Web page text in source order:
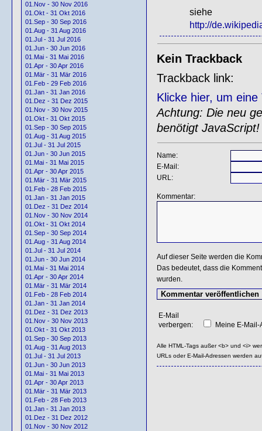
01.Nov - 30 Nov 2016
01.Okt - 31 Okt 2016
01.Sep - 30 Sep 2016
01.Aug - 31 Aug 2016
01.Jul - 31 Jul 2016
01.Jun - 30 Jun 2016
01.Mai - 31 Mai 2016
01.Apr - 30 Apr 2016
01.Mär - 31 Mär 2016
01.Feb - 29 Feb 2016
01.Jan - 31 Jan 2016
01.Dez - 31 Dez 2015
01.Nov - 30 Nov 2015
01.Okt - 31 Okt 2015
01.Sep - 30 Sep 2015
01.Aug - 31 Aug 2015
01.Jul - 31 Jul 2015
01.Jun - 30 Jun 2015
01.Mai - 31 Mai 2015
01.Apr - 30 Apr 2015
01.Mär - 31 Mär 2015
01.Feb - 28 Feb 2015
01.Jan - 31 Jan 2015
01.Dez - 31 Dez 2014
01.Nov - 30 Nov 2014
01.Okt - 31 Okt 2014
01.Sep - 30 Sep 2014
01.Aug - 31 Aug 2014
01.Jul - 31 Jul 2014
01.Jun - 30 Jun 2014
01.Mai - 31 Mai 2014
01.Apr - 30 Apr 2014
01.Mär - 31 Mär 2014
01.Feb - 28 Feb 2014
01.Jan - 31 Jan 2014
01.Dez - 31 Dez 2013
01.Nov - 30 Nov 2013
01.Okt - 31 Okt 2013
01.Sep - 30 Sep 2013
01.Aug - 31 Aug 2013
01.Jul - 31 Jul 2013
01.Jun - 30 Jun 2013
01.Mai - 31 Mai 2013
01.Apr - 30 Apr 2013
01.Mär - 31 Mär 2013
01.Feb - 28 Feb 2013
01.Jan - 31 Jan 2013
01.Dez - 31 Dez 2012
01.Nov - 30 Nov 2012
siehe
http://
Kein Trackback
Trackback link:
Klicke hier, um
Achtung: Die neu
benötigt JavaScript!
Name:
E-Mail:
URL:
Kommentar:
Auf dieser Seite werden die
Das bedeutet, dass die
wurden.
E-Mail
verbergen:
Meine E-
Alle HTML-Tags außer <b> und <i>
URLs oder E-Mail-Adressen werden